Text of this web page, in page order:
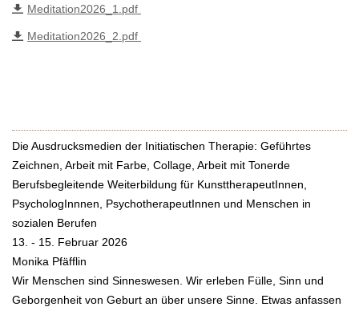
Meditation2026_1.pdf
Meditation2026_2.pdf
Die Ausdrucksmedien der Initiatischen Therapie: Geführtes
Zeichnen, Arbeit mit Farbe, Collage, Arbeit mit Tonerde
Berufsbegleitende Weiterbildung für KunsttherapeutInnen,
PsychologInnnen, PsychotherapeutInnen und Menschen in
sozialen Berufen
13. - 15. Februar 2026
Monika Pfäfflin
Wir Menschen sind Sinneswesen. Wir erleben Fülle, Sinn und
Geborgenheit von Geburt an über unsere Sinne. Etwas anfassen